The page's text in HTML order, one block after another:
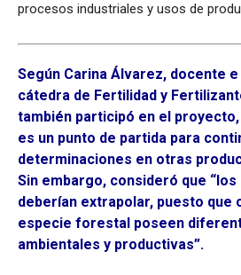
procesos industriales y usos de
Según Carina Álvarez, docente
cátedra de Fertilidad y
también participó en el
es un punto de partida para
determinaciones en otras
Sin embargo, consideró que
deberían extrapolar, puesto que
especie forestal poseen
ambientales y productivas”.